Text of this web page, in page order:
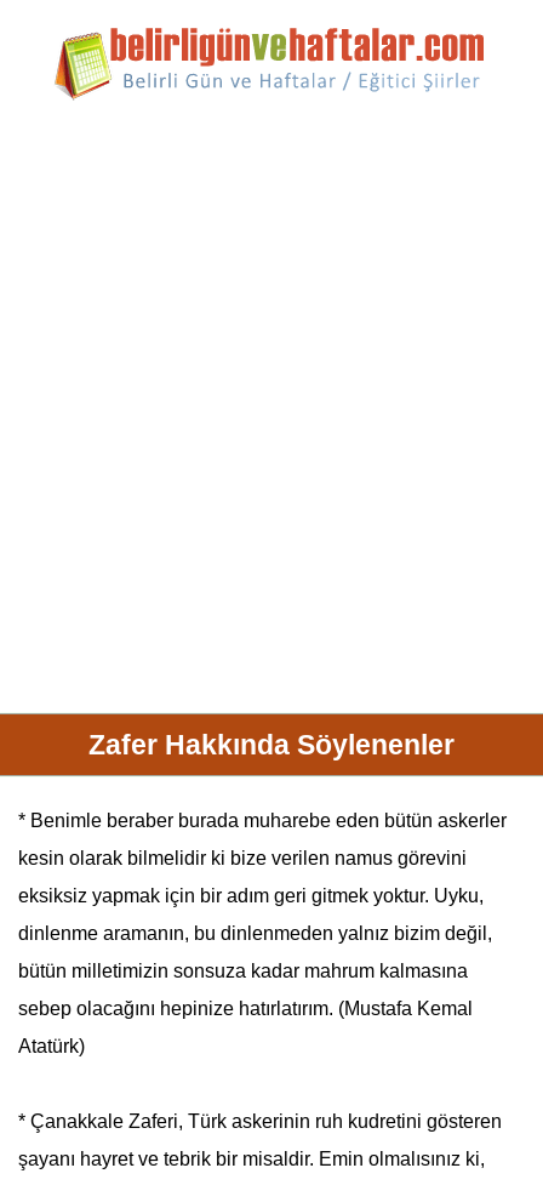
Zafer Hakkında Söylenenler
* Benimle beraber burada muharebe eden bütün askerler
kesin olarak bilmelidir ki bize verilen namus görevini
eksiksiz yapmak için bir adım geri gitmek yoktur. Uyku,
dinlenme aramanın, bu dinlenmeden yalnız bizim değil,
bütün milletimizin sonsuza kadar mahrum kalmasına
sebep olacağını hepinize hatırlatırım. (Mustafa Kemal
Atatürk)
* ÇanakkaleZaferi, Türk askerinin ruh kudretini gösteren
şayanı hayret ve tebrik bir misaldir. Emin olmalısınız ki,